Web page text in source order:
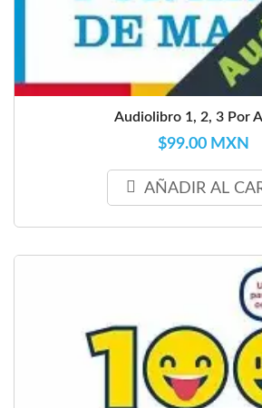
Audiolibro 1, 2, 3 Por
$99.00 MXN
AÑADIR AL